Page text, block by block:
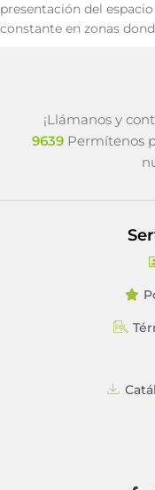
presentación del
constante en zonas
¡Llámanos y
9639Permítenos